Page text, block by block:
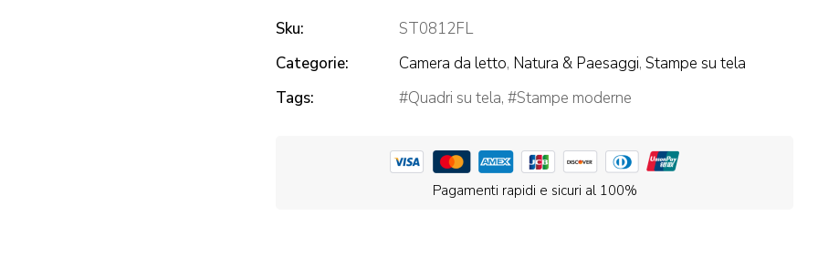
Sku:
ST0812FL
Categorie:
Camera da letto, Natura & Paesaggi, Stampe su tela
Tags:
Quadri su tela, Stampe moderne
Pagamenti rapidi e sicuri al 100%